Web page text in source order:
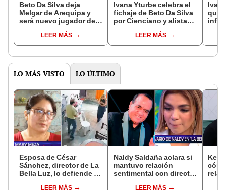
Beto Da Silva deja
Melgar de Arequipa y
será nuevo jugador de
LEER MÁS
Ivana Yturbe celebra el
fichaje de Beto Da Silva
por Cienciano y alista
LEER MÁS
que
LO MÁS VISTO LO ÚLTIMO
Esposa de César
Sánchez, director de La
Bella Luz, lo defiende y
LEER MÁS
Naldy Saldaña aclara si
mantuvo relación
sentimental con director
LEER MÁS